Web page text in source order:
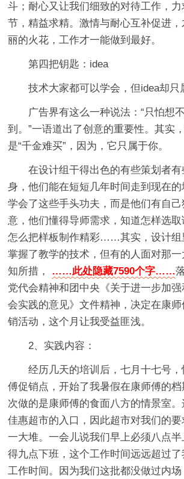
斗；耐心又让我们细致的对待工作，
节，精益求精。激情与耐心互补促进
丽的火花，工作才一能做到最好。
第四把钥匙：idea
技术大家都可以学会，但idea却只
广告界有这么一种说法：“只怕想
到。”一语道出了创意的重要性。其实
是“千金难买”，因为，它只属于你。
在设计组干得出色的有些策划者
身，他们能在短短几年时间走到现在
学会了这些手头功夫，而是他们有自己
意，他们懂得导师需求，知道怎样选
怎么把样板制作精彩……其实，设计组
掌握了教学的技术，但有的人面对那
知所措， ……此处隐藏7590个字……
党代会精神和团中央《关于进一步加
会实践的意见》文件精神，决定在康
销活动，这个月让我受益匪浅。
2、实践内容：
经历几天的培训后，七月十七号
傅促销点，开始了我暑假在康师傅的
次做的是康师傅的食面八方的情景室
佳惠超市的入口，因此超市对我们的
一大堆。一会儿说我们早上必须八点
得九点下班，这个工作时间远远超过
工作时间。因为我们这批都没做过内